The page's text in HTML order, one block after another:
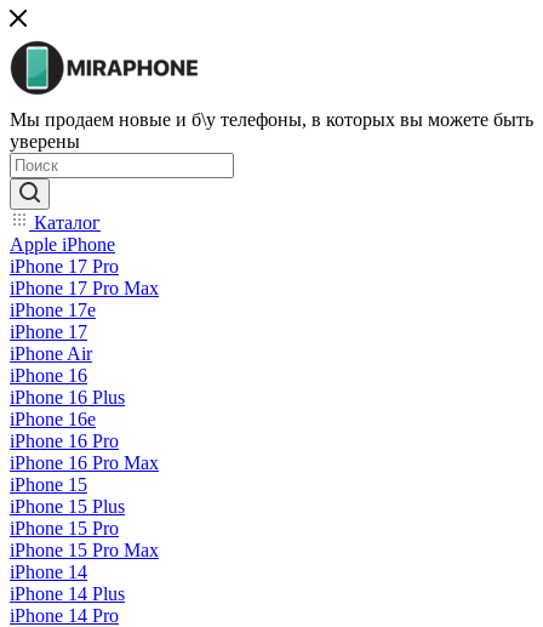
Мы продаем новые и б\у телефоны, в которых вы можете быть
уверены
Каталог
Apple iPhone
iPhone 17 Pro
iPhone 17 Pro Max
iPhone 17e
iPhone 17
iPhone Air
iPhone 16
iPhone 16 Plus
iPhone 16e
iPhone 16 Pro
iPhone 16 Pro Max
iPhone 15
iPhone 15 Plus
iPhone 15 Pro
iPhone 15 Pro Max
iPhone 14
iPhone 14 Plus
iPhone 14 Pro